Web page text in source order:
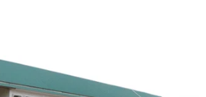
TẤN XÃ VIỆT NAM